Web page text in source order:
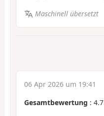
Maschinell übersetzt
06 Apr 2026 um 19:41
Gesamtbewertung : 4.7